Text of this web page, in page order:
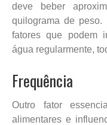
deve beber
quilograma de
fatores que podem
água regularmente,
Frequência
Outro fator
alimentares e